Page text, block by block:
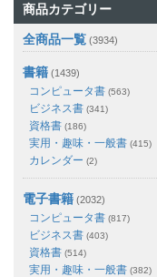
商品カテゴリー
全商品一覧 (3934)
書籍 (1439)
コンピュータ書 (563)
ビジネス書 (341)
資格書 (186)
実用・趣味・一般書 (415)
カレンダー (2)
電子書籍 (2032)
コンピュータ書 (817)
ビジネス書 (403)
資格書 (514)
実用・趣味・一般書 (382)